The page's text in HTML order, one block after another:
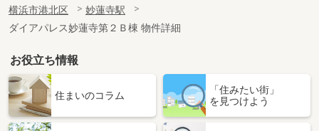
横浜市港北区
妙蓮寺駅
ダイアパレス妙蓮寺第２Ｂ棟 物件詳細
お役立ち情報
住まいのコラム
「住みたい街」
を見つけよう